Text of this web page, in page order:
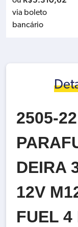
via boleto
bancário
2505-22
DEIRA
12V
FUEL 4